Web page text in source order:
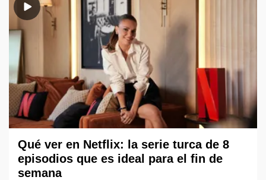
Qué ver en Netflix: la serie turca de 8
episodios que es ideal para el fin de
semana